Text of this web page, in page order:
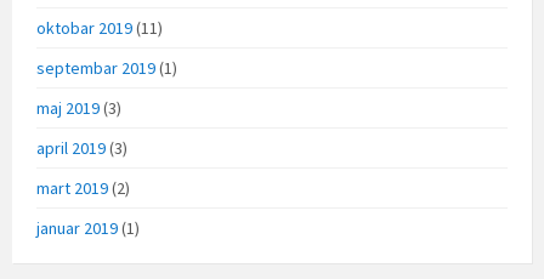
oktobar 2019(11)
septembar 2019(1)
maj 2019(3)
april 2019(3)
mart 2019(2)
januar 2019(1)